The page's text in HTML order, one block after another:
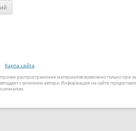
Карта сайта
распространение материалов возможно только
с мнением автора. Информация на сайте